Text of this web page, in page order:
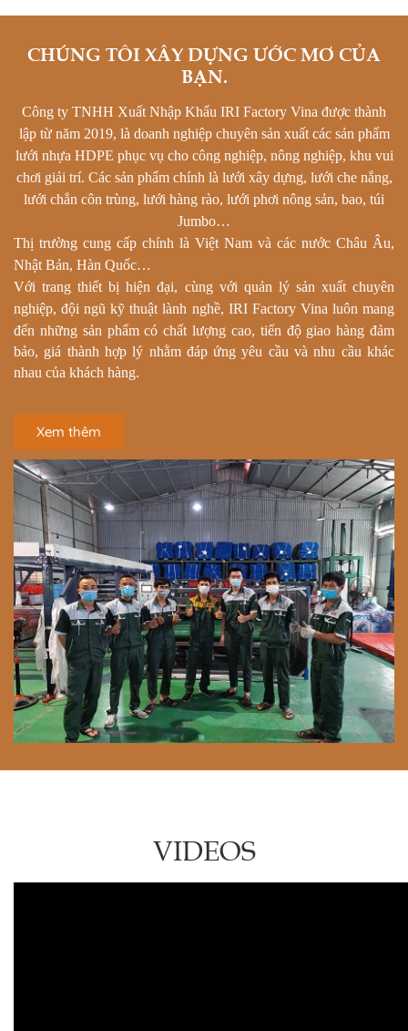
CHÚNG TÔI XÂY DỰNG ƯỚC MƠ CỦA
BẠN.
Công ty TNHH Xuất Nhập Khẩu IRI Factory Vina được thành
lập từ năm 2019, là doanh nghiệp chuyên sản xuất các sản phẩm
lưới nhựa HDPE phục vụ cho công nghiệp, nông nghiệp, khu vui
chơi giải trí. Các sản phẩm chính là lưới xây dựng, lưới che nắng,
lưới chắn côn trùng, lưới hàng rào, lưới phơi nông sản, bao, túi
Jumbo…
Thị trường cung cấp chính là Việt Nam và các nước Châu Âu,
Nhật Bản, Hàn Quốc…
Với trang thiết bị hiện đại, cùng với quản lý sản xuất chuyên
nghiệp, đội ngũ kỹ thuật lành nghề, IRI Factory Vina luôn mang
đến những sản phẩm có chất lượng cao, tiến độ giao hàng đảm
bảo, giá thành hợp lý nhằm đáp ứng yêu cầu và nhu cầu khác
nhau của khách hàng.
Xem thêm
VIDEOS